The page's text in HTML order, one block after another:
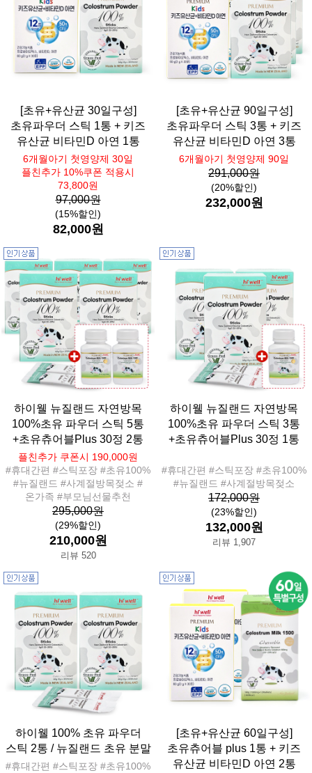
[초유+유산균 30일구성]
초유파우더 스틱 1통 + 키즈
유산균 비타민D 아연 1통
6개월아기 첫영양제 30일
플친추가 10%쿠폰 적용시
73,800원
97,000원
(15%할인)
82,000원
[초유+유산균 90일구성]
초유파우더 스틱 3통 + 키즈
유산균 비타민D 아연 3통
6개월아기 첫영양제 90일
291,000원
(20%할인)
232,000원
하이웰 뉴질랜드 자연방목
100%초유 파우더 스틱 5통
+초유츄어블Plus 30정 2통
플친추가 쿠폰시 190,000원
#휴대간편 #스틱포장 #초유100%
#뉴질랜드 #사계절방목젖소 #
온가족 #부모님선물추천
295,000원
(29%할인)
210,000원
리뷰 520
하이웰 뉴질랜드 자연방목
100%초유 파우더 스틱 3통
+초유츄어블Plus 30정 1통
#휴대간편 #스틱포장 #초유100%
#뉴질랜드 #사계절방목젖소
172,000원
(23%할인)
132,000원
리뷰 1,907
하이웰 100% 초유 파우더
스틱 2통 / 뉴질랜드 초유 분말
#휴대간편 #스틱포장 #초유100%
[초유+유산균 60일구성]
초유츄어블 plus 1통 + 키즈
유산균 비타민D 아연 2통